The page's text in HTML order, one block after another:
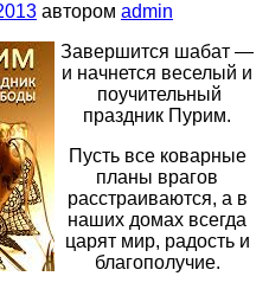
автором admin
Завершится шабат —
и начнется веселый и
поучительный
праздник Пурим.
Пусть все коварные
планы врагов
расстраиваются, а в
наших домах всегда
царят мир, радость и
благополучие.